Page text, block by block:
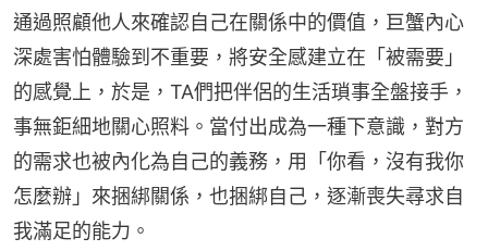
通過照顧他人來確認自己在關係中的價值，巨蟹內心
深處害怕體驗到不重要，將安全感建立在「被需要」
的感覺上，於是，TA們把伴侶的生活瑣事全盤接手，
事無鉅細地關心照料。當付出成為一種下意識，對方
的需求也被內化為自己的義務，用「你看，沒有我你
怎麼辦」來捆綁關係，也捆綁自己，逐漸喪失尋求自
我滿足的能力。